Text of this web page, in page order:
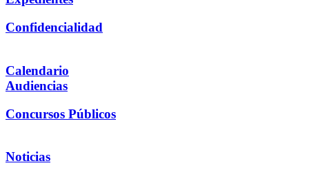
Confidencialidad
Calendario
Audiencias
Concursos Públicos
Noticias